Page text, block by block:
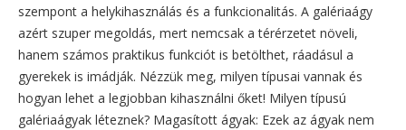
szempont a helykihasználás és a funkcionalitás. A galériaágy
azért szuper megoldás, mert nemcsak a térérzetet növeli,
hanem számos praktikus funkciót is betölthet, ráadásul a
gyerekek is imádják. Nézzük meg, milyen típusai vannak és
hogyan lehet a legjobban kihasználni őket! Milyen típusú
galériaágyak léteznek? Magasított ágyak: Ezek az ágyak nem